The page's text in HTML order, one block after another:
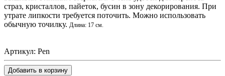
страз, кристаллов, пайеток, бусин в зону декорирования. При
утрате липкости требуется поточить. Можно использовать
обычную точилку. Длина: 17 см.
Артикул: Pen
Добавить в корзину